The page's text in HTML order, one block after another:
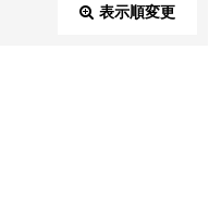
表示順変更